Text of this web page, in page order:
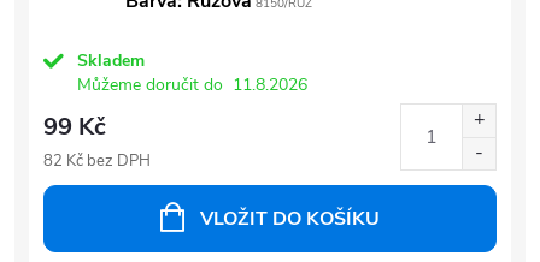
8150/RUZ
Skladem
Můžeme doručit do 11.8.2026
99 Kč
82 Kč bez DPH
VLOŽIT DO KOŠÍKU